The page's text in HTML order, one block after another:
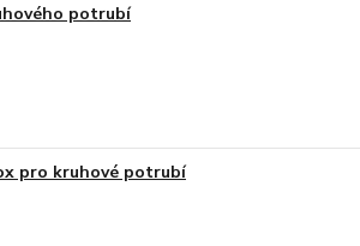
potrubí
pro kruhové potrubí